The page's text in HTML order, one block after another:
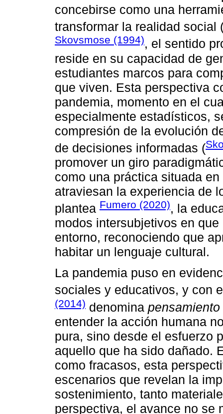
concebirse como una
transformar la realidad social
Skovsmose (1994), el sentido
reside en su capacidad de
estudiantes marcos para
que viven. Esta perspectiva
pandemia, momento en el
especialmente estadísticos,
compresión de la evolución
de decisiones informadas (
promover un giro
como una práctica situada
atraviesan la experiencia de
plantea Fumero (2020), la
modos intersubjetivos en
entorno, reconociendo que
habitar un lenguaje cultural.
La pandemia puso en
sociales y educativos, y con
(2014) denomina
entender la acción humana
pura, sino desde el esfuerzo
aquello que ha sido dañado.
como fracasos, esta
escenarios que revelan la
sostenimiento, tanto
perspectiva, el avance no se